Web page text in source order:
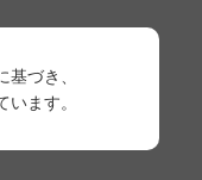
づき、
ます。